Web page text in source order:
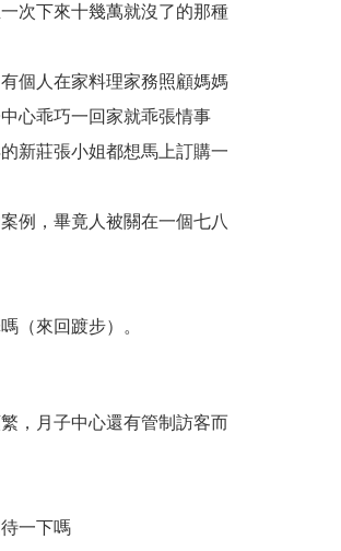
次下來十幾萬就沒了的那種
個人在家料理家務照顧媽媽
心乖巧一回家就乖張情事
新莊張小姐都想馬上訂購一
例，畢竟人被關在一個七八
（來回踱步）。
，月子中心還有管制訪客而
一下嗎